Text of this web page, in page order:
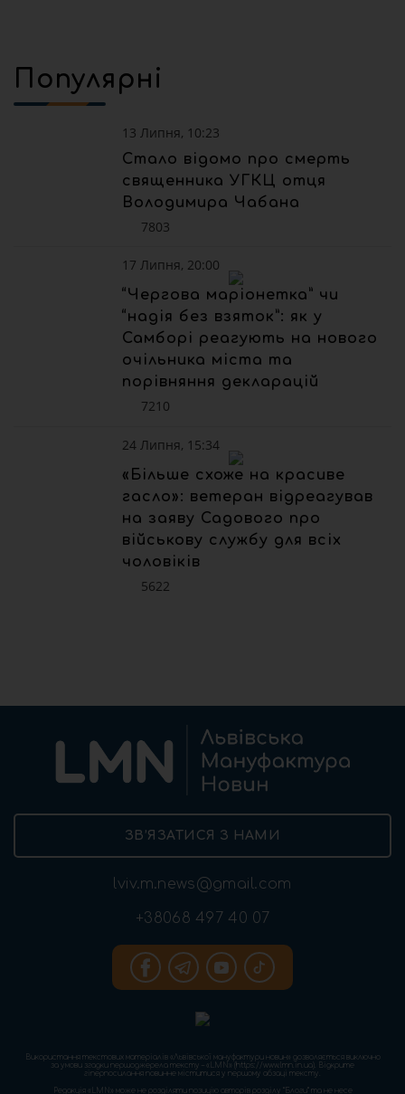
Популярні
13 Липня, 10:23
Стало відомо про смерть
священника УГКЦ отця
Володимира Чабана
7803
17 Липня, 20:00
“Чергова маріонетка” чи
“надія без взяток”: як у
Самборі реагують на нового
очільника міста та
порівняння декларацій
7210
24 Липня, 15:34
«Більше схоже на красиве
гасло»: ветеран відреагував
на заяву Садового про
військову службу для всіх
чоловіків
5622
ЗВ’ЯЗАТИСЯ З НАМИ
lviv.m.news@gmail.com
+38068 497 40 07
Використання текстових матеріалів «Львівської мануфактури новин» дозволяється виключно
за умови згадки першоджерела тексту – «LMN» (https://www.lmn.in.ua). Відкрите
гіперпосилання повинне міститися у першому абзаці тексту.
Редакція «LMN» може не розділяти позицію авторів розділу “Блоги” та не несе